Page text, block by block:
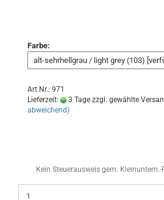
Farbe:
Art.Nr.: 971
Lieferzeit:
3 Tage zzgl. gewählte
abweichend)
Kein Steuerausweis gem. Kleinuntern.-